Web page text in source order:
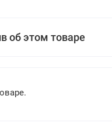
об этом товаре